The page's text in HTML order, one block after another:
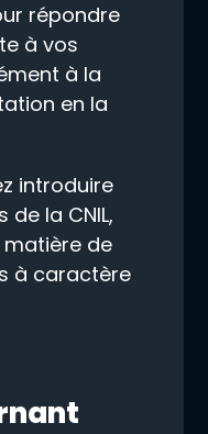
répondre
à vos
à la
en la
introduire
la CNIL,
de
à caractère